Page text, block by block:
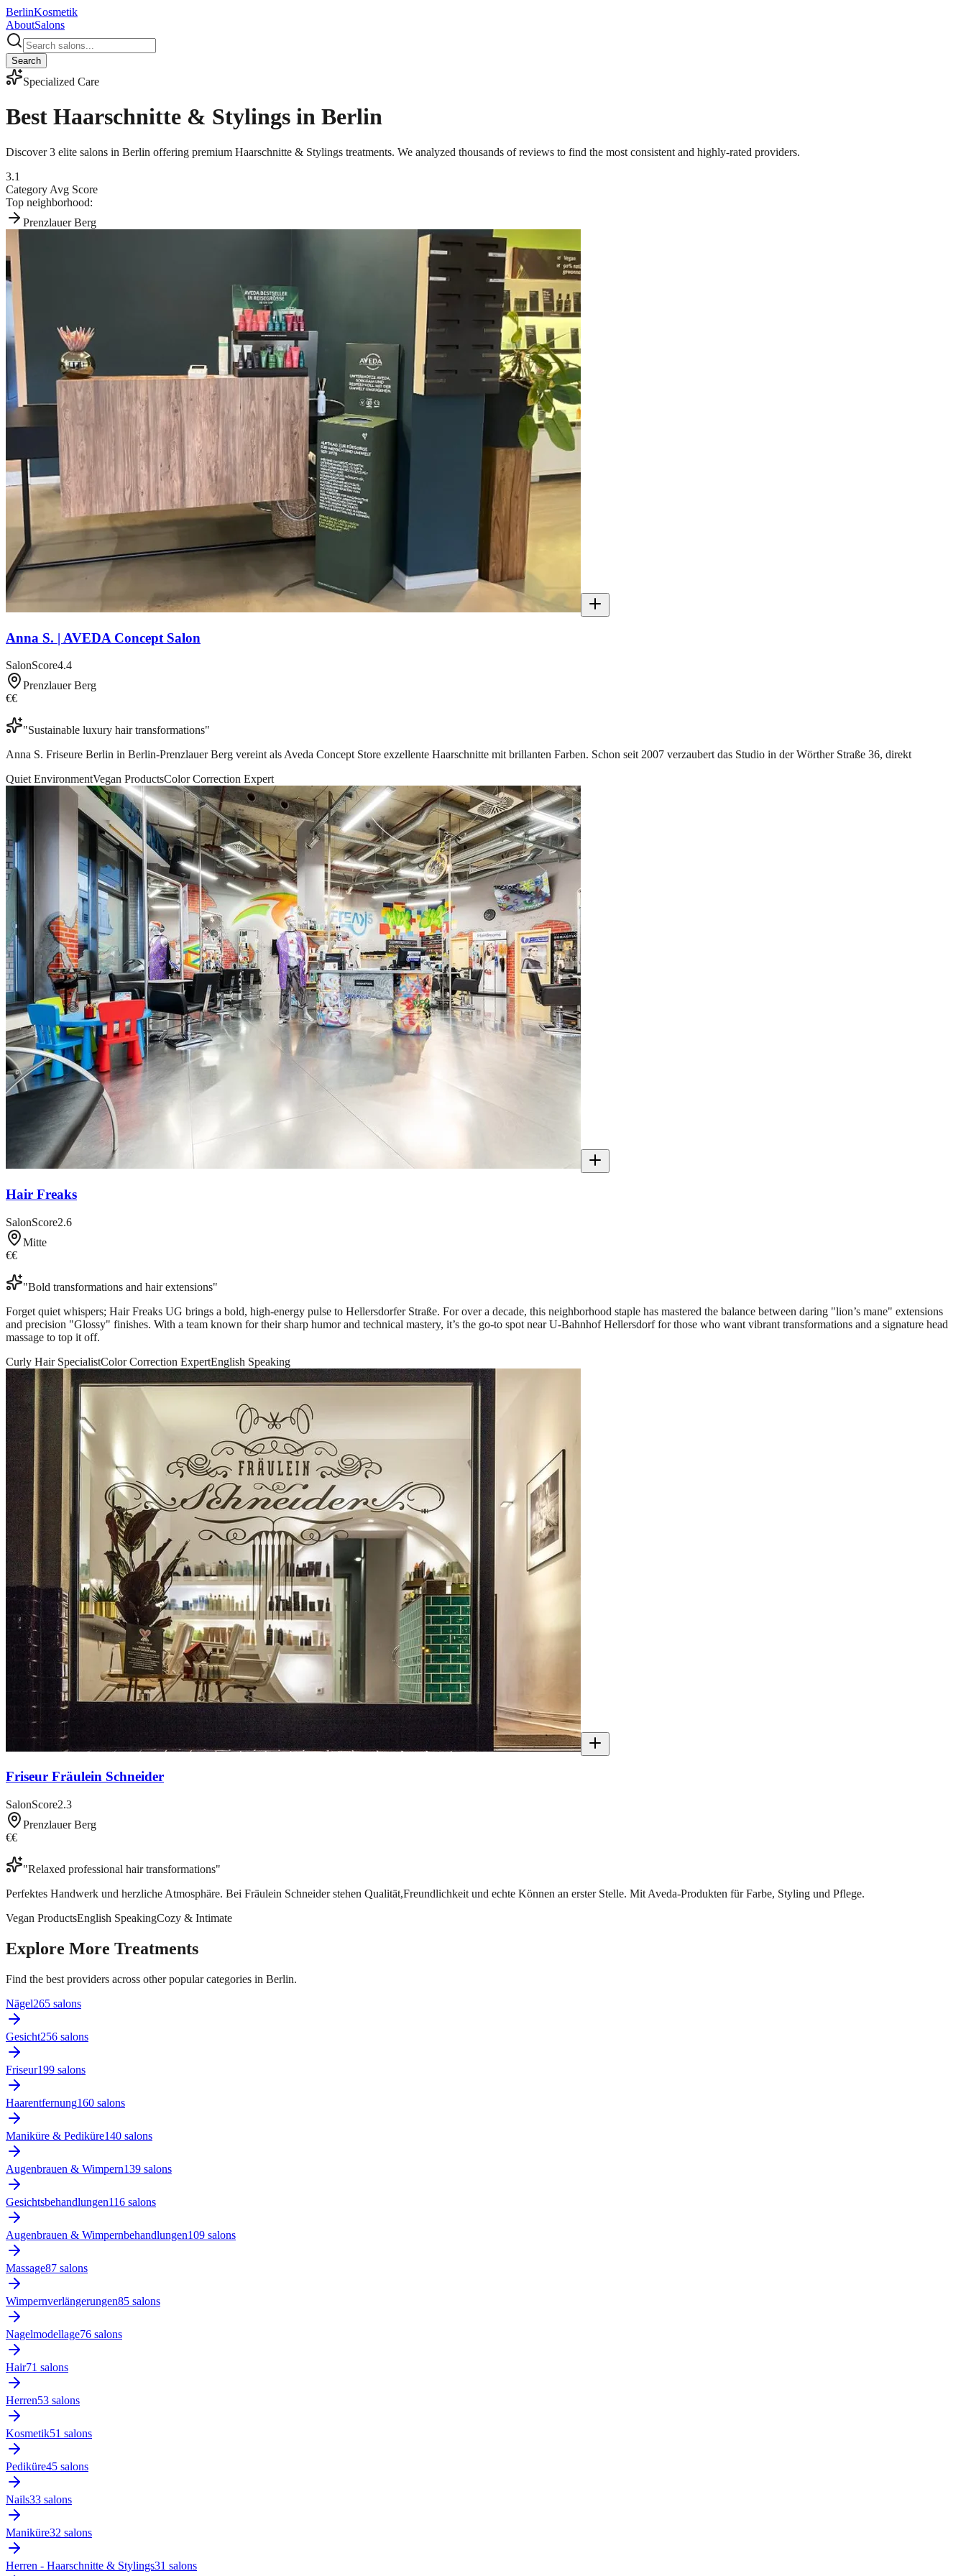
BerlinKosmetik
AboutSalons
Search
Specialized Care
Best Haarschnitte & Stylings in Berlin
Discover3 elite salons in Berlin offering premium Haarschnitte & Stylings treatments. We analyzed thousands of reviews to find the most consistent and highly-rated providers.
3.1
Category Avg Score
Top neighborhood:
Prenzlauer Berg
Anna S. | AVEDA Concept Salon
SalonScore4.4
Prenzlauer Berg
€€
"Sustainable luxury hair transformations"
Anna S. Friseure Berlin in Berlin-Prenzlauer Berg vereint als Aveda Concept Store exzellente Haarschnitte mit brillanten Farben. Schon seit 2007 verzaubert das Studio in der Wörther Straße 36, direkt
Quiet EnvironmentVegan ProductsColor Correction Expert
Hair Freaks
SalonScore2.6
Mitte
€€
"Bold transformations and hair extensions"
Forget quiet whispers; Hair Freaks UG brings a bold, high-energy pulse to Hellersdorfer Straße. For over a decade, this neighborhood staple has mastered the balance between daring "lion’s mane" extensions
and precision "Glossy" finishes. With a team known for their sharp humor and technical mastery, it’s the go-to spot near U-Bahnhof Hellersdorf for those who want vibrant transformations and a signature head
massage to top it off.
Curly Hair SpecialistColor Correction ExpertEnglish Speaking
Friseur Fräulein Schneider
SalonScore2.3
Prenzlauer Berg
€€
"Relaxed professional hair transformations"
Perfektes Handwerk und herzliche Atmosphäre. Bei Fräulein Schneider stehen Qualität,Freundlichkeit und echte Können an erster Stelle. Mit Aveda-Produkten für Farbe, Styling und Pflege.
Vegan ProductsEnglish SpeakingCozy & Intimate
Explore More Treatments
Find the best providers across other popular categories in Berlin.
Nägel265 salons
Gesicht256 salons
Friseur199 salons
Haarentfernung160 salons
Maniküre & Pediküre140 salons
Augenbrauen & Wimpern139 salons
Gesichtsbehandlungen116 salons
Augenbrauen & Wimpernbehandlungen109 salons
Massage87 salons
Wimpernverlängerungen85 salons
Nagelmodellage76 salons
Hair71 salons
Herren53 salons
Kosmetik51 salons
Pediküre45 salons
Nails33 salons
Maniküre32 salons
Herren - Haarschnitte & Stylings31 salons